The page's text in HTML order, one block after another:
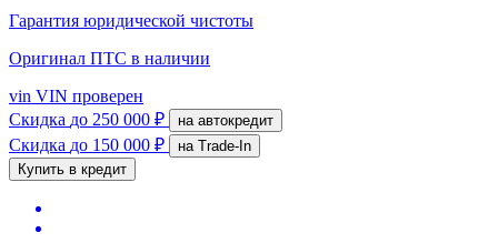
Гарантия юридической чистоты
Оригинал ПТС в наличии
vin VIN проверен
Скидка до 250 000 ₽ на автокредит
Скидка до 150 000 ₽
на Trade-In
Купить в кредит